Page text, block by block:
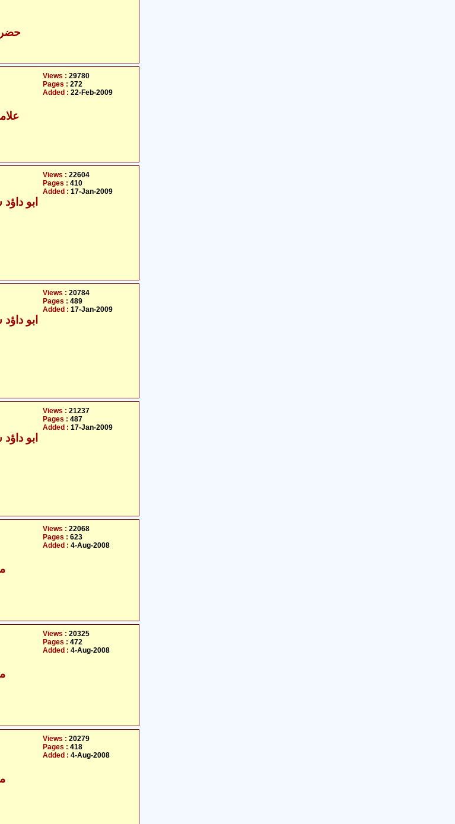
-
Views : 29780
Pages : 272
Added : 22-Feb-2009
Views : 22604
Pages : 410
Added : 17-Jan-2009
Views : 20784
Pages : 489
Added : 17-Jan-2009
Views : 21237
Pages : 487
Added : 17-Jan-2009
-
Views : 22068
Pages : 623
Added : 4-Aug-2008
-
Views : 20325
Pages : 472
Added : 4-Aug-2008
-
Views : 20279
Pages : 418
Added : 4-Aug-2008